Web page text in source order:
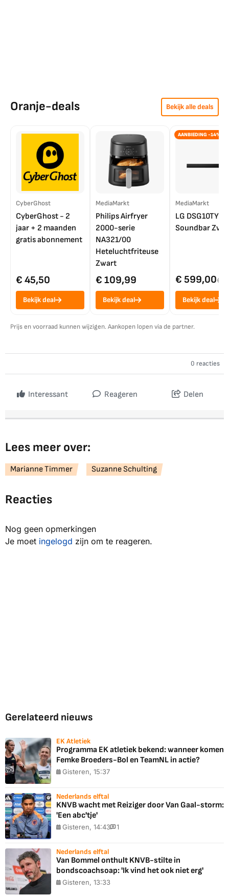
Oranje-deals Bekijk alle deals
CyberGhost
CyberGhost - 2
jaar + 2 maanden
gratis abonnement
€ 45,50
Bekijk deal
MediaMarkt
Philips Airfryer
2000-serie
NA321/00
Heteluchtfriteuse
Zwart
€ 109,99
Bekijk deal
AANBIEDING -14%
MediaMarkt
LG DSG10TY
Soundbar
€ 599,00€
Bekijk deal
Prijs en voorraad kunnen wijzigen. Aankopen lopen via de partner.
0 reacties
Interessant Reageren Delen
Lees meer over:
Marianne Timmer Suzanne Schulting
Reacties
Nog geen opmerkingen
Je moet ingelogd zijn om te reageren.
Gerelateerd nieuws
EK Atletiek
Programma EK atletiek bekend: wanneer komen
Femke Broeders-Bol en TeamNL in actie?
Gisteren, 15:37
Nederlands elftal
KNVB wacht met Reiziger door Van Gaal-storm:
'Een abc'tje'
Gisteren, 14:43 1
Nederlands elftal
Van Bommel onthult KNVB-stilte in
bondscoachsoap: 'Ik vind het ook niet erg'
Gisteren, 13:33